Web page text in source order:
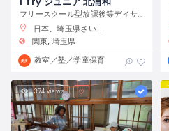
フリースクール型放課後等デイサービス
日本、埼玉県さいたま市浦和区元町２−３４−１０
関東
埼玉県
教室／塾／学童保育
374 views